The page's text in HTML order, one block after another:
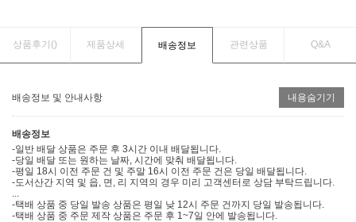
상품후기() 제품상세 배송정보 관련상품 Q&A
배송정보 및 안내사항 내용숨기기
배송정보
-일반 배달 상품은 주문 후 3시간 이내 배달됩니다.
-당일 배달 또는 원하는 날짜, 시간에 맞춰 배달됩니다.
-평일 18시 이전 주문 건 및 주말 16시 이전 주문 건은 당일 배달됩니다.
-도서산간 지역 및 읍, 면, 리 지역의 경우 미리 고객센터로 상담 부탁드립니다.
...
-택배 상품 중 당일 발송 상품은 평일 낮 12시 주문 건까지 당일 발송됩니다.
-택배 상품 중 주문 제작 상품은 주문 후 1~7일 안에 발송됩니다.